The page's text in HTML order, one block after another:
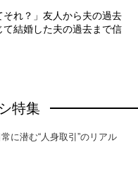
それ？」友人から夫の過去
結婚した夫の過去まで信
特集
に潜む“人身取引”のリアル